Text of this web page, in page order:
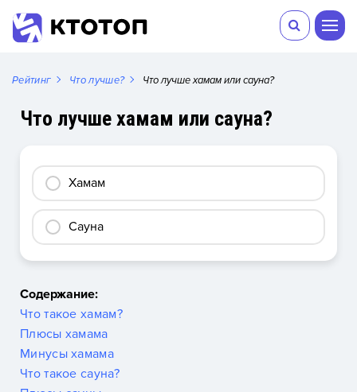
Рейтинг Что лучше? Что лучше хамам или сауна?
Что лучше хамам или сауна?
Хамам
Сауна
Содержание:
Что такое хамам?
Плюсы хамама
Минусы хамама
Что такое сауна?